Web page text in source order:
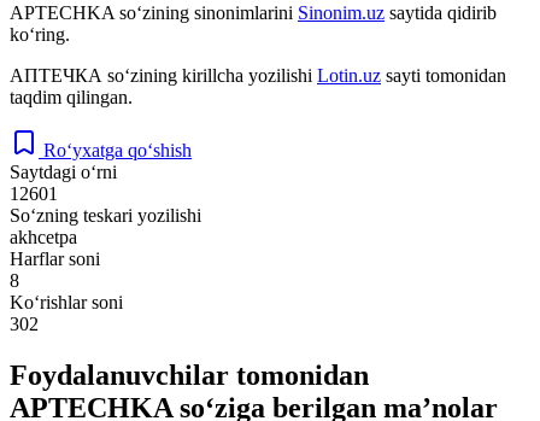
APTECHKA so‘zining sinonimlarini Sinonim.uz saytida qidirib
ko‘ring.
АПТЕЧКА so‘zining kirillcha yozilishi Lotin.uz sayti tomonidan
taqdim qilingan.
Ro‘yxatga qo‘shish
Saytdagi o‘rni
12601
So‘zning teskari yozilishi
akhcetpa
Harflar soni
8
Ko‘rishlar soni
302
Foydalanuvchilar tomonidan
APTECHKA so‘ziga berilgan ma’nolar